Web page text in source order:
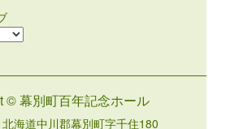
© 幕別町百年記念ホール
海道中川郡幕別町字千住180